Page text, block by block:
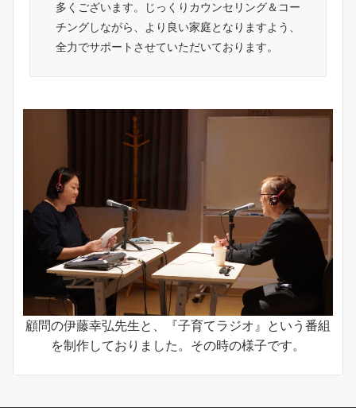
多くございます。じっくりカウンセリング＆コー
チングしながら、より良い家庭となりますよう、
全力でサポートさせていただいております。
顧問の伊藤幸弘先生と、『子育てラジオ』という番組
を制作しておりました。その時の様子です。